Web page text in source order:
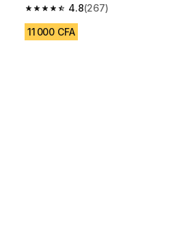
4.8
4.8 out of 5 stars from 267 reviews
(267)
11 000 CFA